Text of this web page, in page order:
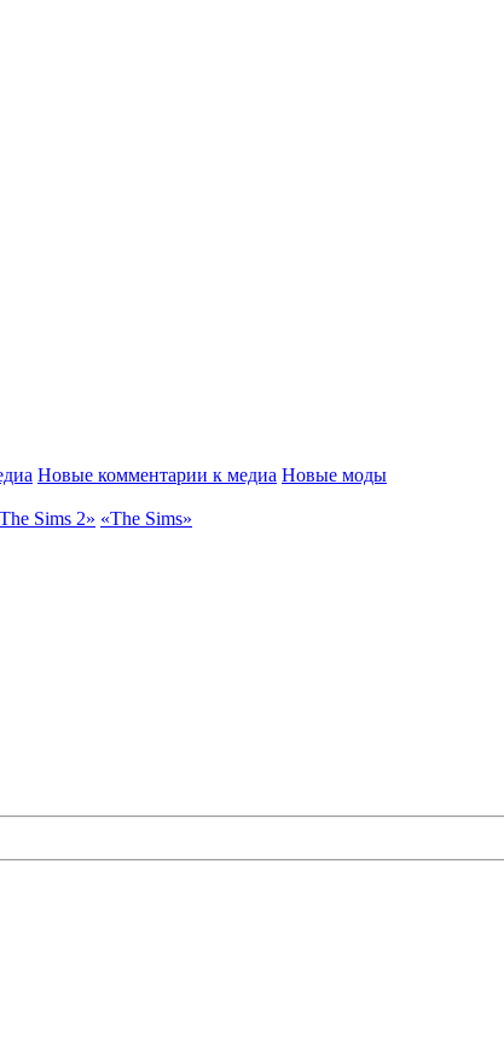
Новые комментарии к медиа Новые моды
Sims 2» «The Sims»